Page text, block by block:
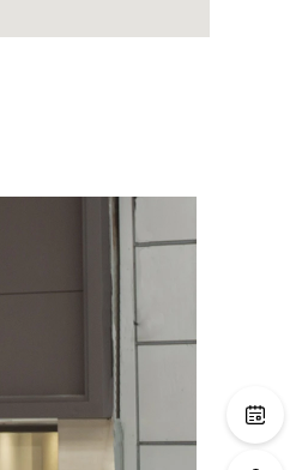
220種類以上のデザイ